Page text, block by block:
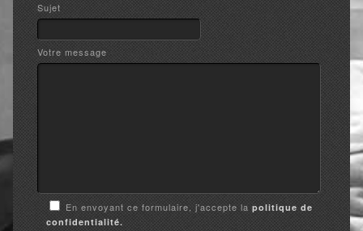
Sujet
Votre message
En envoyant ce formulaire, j'accepte la politique de
confidentialité.